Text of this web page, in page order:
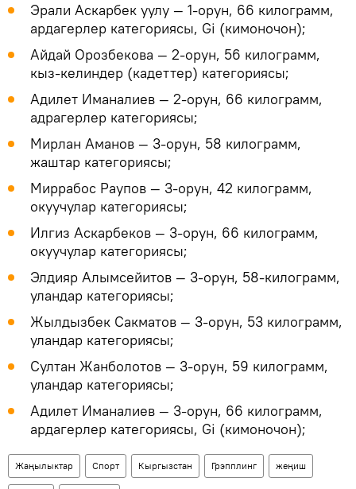
Эрали Аскарбек уулу — 1-орун, 66 килограмм,
ардагерлер категориясы, Gi (кимоночон);
Айдай Орозбекова — 2-орун, 56 килограмм,
кыз-келиндер (кадеттер) категориясы;
Адилет Иманалиев — 2-орун, 66 килограмм,
адрагерлер категориясы;
Мирлан Аманов — 3-орун, 58 килограмм,
жаштар категориясы;
Миррабос Раупов — 3-орун, 42 килограмм,
окуучулар категориясы;
Илгиз Аскарбеков — 3-орун, 66 килограмм,
окуучулар категориясы;
Элдияр Алымсейитов — 3-орун, 58-килограмм,
уландар категориясы;
Жылдызбек Сакматов — 3-орун, 53 килограмм,
уландар категориясы;
Султан Жанболотов — 3-орун, 59 килограмм,
уландар категориясы;
Адилет Иманалиев — 3-орун, 66 килограмм,
ардагерлер категориясы, Gi (кимоночон);
Жаңылыктар Спорт Кыргызстан Грэпплинг жеңиш